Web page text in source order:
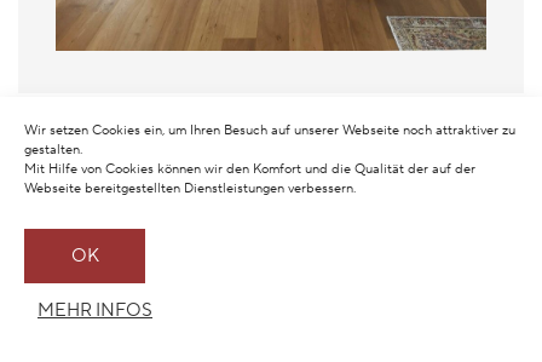
Wir setzen Cookies ein, um Ihren Besuch auf unserer Webseite noch attraktiver zu
gestalten.
Mit Hilfe von Cookies können wir den Komfort und die Qualität der auf der
Webseite bereitgestellten Dienstleistungen verbessern.
OK
MEHR INFOS